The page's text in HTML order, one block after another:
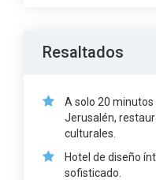
Resaltados
A solo 20 minutos
Jerusalén,
culturales.
Hotel de diseño
sofisticado.